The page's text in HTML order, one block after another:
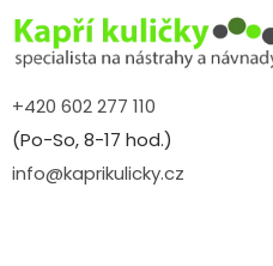
+420 602 277 110
(Po-So, 8-17 hod.)
info@kaprikulicky.cz